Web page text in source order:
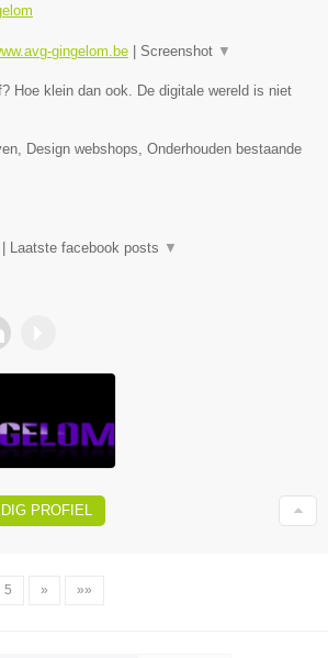
gingelom.be | Screenshot ▼
Hoe klein dan ook. De digitale wereld is niet
Design webshops, Onderhouden bestaande
| Laatste facebook posts ▼
PROFIEL
5 » »»